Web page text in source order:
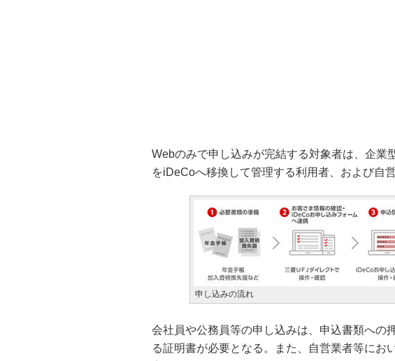
Webのみで申し込みが完結する対象者は、企業
をiDeCoへ移換して管理する利用者、および自
申し込みの流れ
会社員や公務員等の申し込みは、申込書類への
る証明書が必要となる。また、自営業者等にお